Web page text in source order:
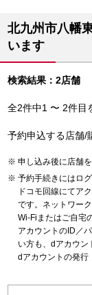
北九州市八幡
います
検索結果：2店舗
全2件中1 〜 2件目
予約申込する店舗/
申し込み後に店舗
予約手続きにはロ
ドコモ回線にてア
です。ネットワー
Wi-Fiまたはご自宅
アカウントのID／
い方も、dアカウン
dアカウントの発行